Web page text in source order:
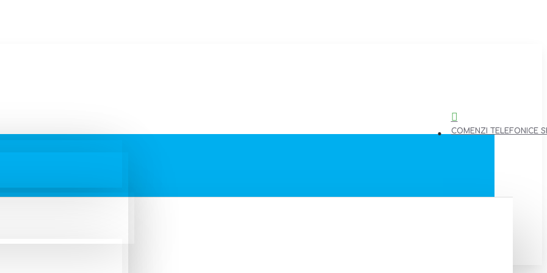
COMENZI TELEFONICE